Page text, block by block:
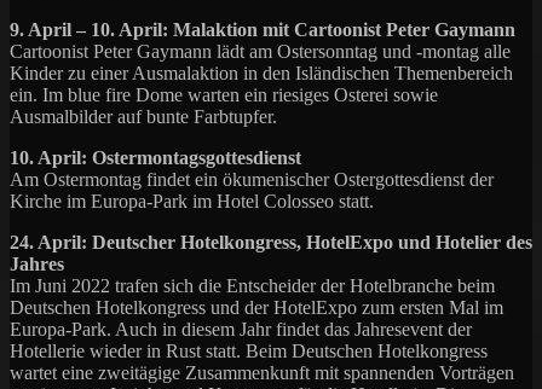
9. April – 10. April: Malaktion mit Cartoonist Peter Gaymann
Cartoonist Peter Gaymann lädt am Ostersonntag und -montag alle
Kinder zu einer Ausmalaktion in den Isländischen Themenbereich
ein. Im blue fire Dome warten ein riesiges Osterei sowie
Ausmalbilder auf bunte Farbtupfer.
10. April: Ostermontagsgottesdienst
Am Ostermontag findet ein ökumenischer Ostergottesdienst der
Kirche im Europa-Park im Hotel Colosseo statt.
24. April: Deutscher Hotelkongress, HotelExpo und Hotelier des
Jahres
Im Juni 2022 trafen sich die Entscheider der Hotelbranche beim
Deutschen Hotelkongress und der HotelExpo zum ersten Mal im
Europa-Park. Auch in diesem Jahr findet das Jahresevent der
Hotellerie wieder in Rust statt. Beim Deutschen Hotelkongress
wartet eine zweitägige Zusammenkunft mit spannenden Vorträgen